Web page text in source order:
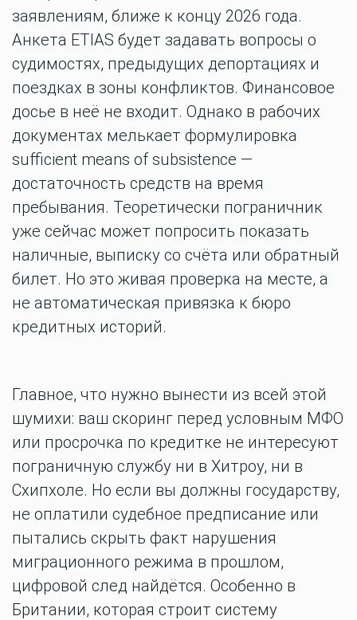
заявлениям, ближе к концу 2026 года.
Анкета ETIAS будет задавать вопросы о
судимостях, предыдущих депортациях и
поездках в зоны конфликтов. Финансовое
досье в неё не входит. Однако в рабочих
документах мелькает формулировка
sufficient means of subsistence —
достаточность средств на время
пребывания. Теоретически пограничник
уже сейчас может попросить показать
наличные, выписку со счёта или обратный
билет. Но это живая проверка на месте, а
не автоматическая привязка к бюро
кредитных историй.
Главное, что нужно вынести из всей этой
шумихи: ваш скоринг перед условным МФО
или просрочка по кредитке не интересуют
пограничную службу ни в Хитроу, ни в
Схипхоле. Но если вы должны государству,
не оплатили судебное предписание или
пытались скрыть факт нарушения
миграционного режима в прошлом,
цифровой след найдётся. Особенно в
Британии, которая строит систему